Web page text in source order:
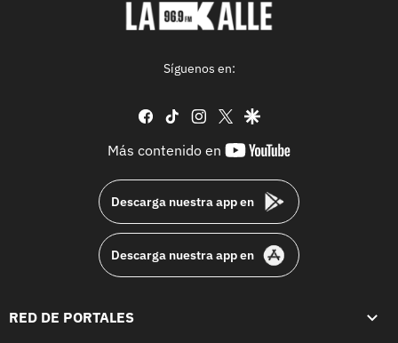
Síguenos en:
facebook
tiktok instagram
twittergoogle
Más contenido en
youtube-
Descarga nuestra app en
Descarga nuestra app en
RED DE PORTALES